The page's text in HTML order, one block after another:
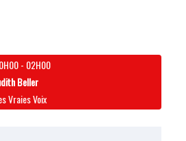
- 02H00
Beller
Vraies Voix